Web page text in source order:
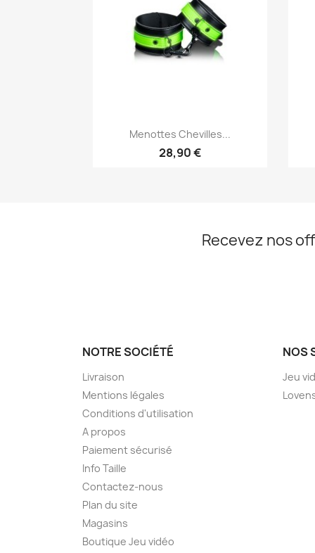
Aperçu rapide
Menottes Chevilles...
28,90 €
Recevez nos
NOTRE SOCIÉTÉ
Livraison
Mentions légales
Conditions d'utilisation
A propos
Paiement sécurisé
Info Taille
Contactez-nous
Plan du site
Magasins
Boutique Jeu vidéo
NOS
Jeu